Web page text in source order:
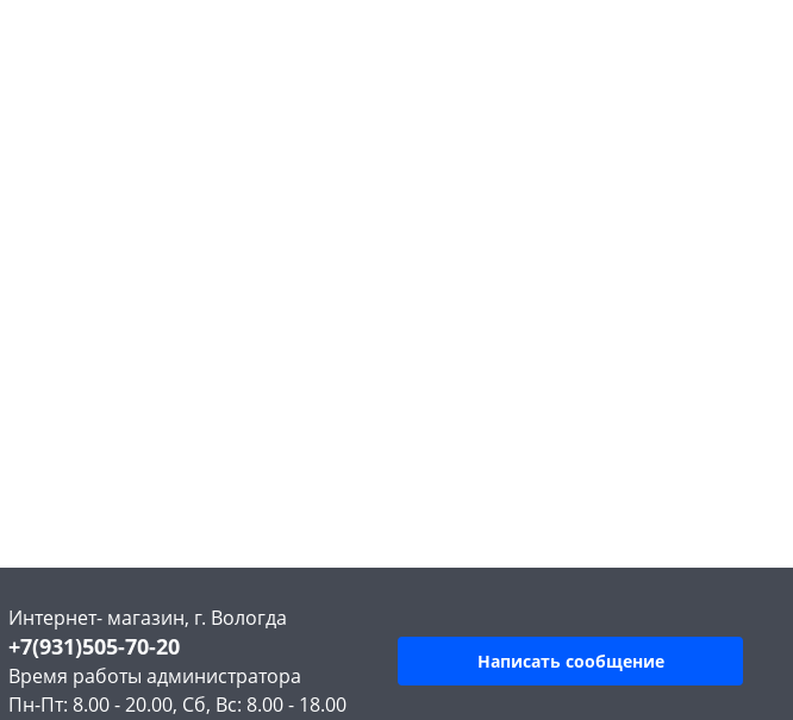
Интернет- магазин, г. Вологда
+7(931)505-70-20
Время работы администратора
Пн-Пт: 8.00 - 20.00, Сб, Вс: 8.00 - 18.00
Написать сообщение
раз в 2 недели